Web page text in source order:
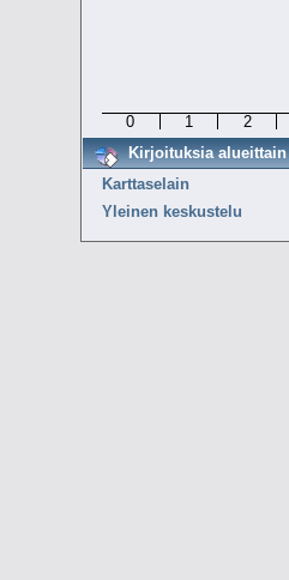
0 1 2
Kirjoituksia alueittain
Karttaselain
Yleinen keskustelu